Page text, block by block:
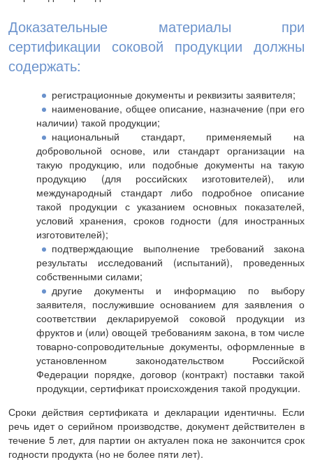
Доказательные материалы при
сертификации соковой продукции должны
содержать:
регистрационные документы и реквизиты заявителя;
наименование, общее описание, назначение (при его
наличии) такой продукции;
национальный стандарт, применяемый на
добровольной основе, или стандарт организации на
такую продукцию, или подобные документы на такую
продукцию (для российских изготовителей), или
международный стандарт либо подробное описание
такой продукции с указанием основных показателей,
условий хранения, сроков годности (для иностранных
изготовителей);
подтверждающие выполнение требований закона
результаты исследований (испытаний), проведенных
собственными силами;
другие документы и информацию по выбору
заявителя, послужившие основанием для заявления о
соответствии декларируемой соковой продукции из
фруктов и (или) овощей требованиям закона, в том числе
товарно-сопроводительные документы, оформленные в
установленном законодательством Российской
Федерации порядке, договор (контракт) поставки такой
продукции, сертификат происхождения такой продукции.
Сроки действия сертификата и декларации идентичны. Если
речь идет о серийном производстве, документ действителен в
течение 5 лет, для партии он актуален пока не закончится срок
годности продукта (но не более пяти лет).